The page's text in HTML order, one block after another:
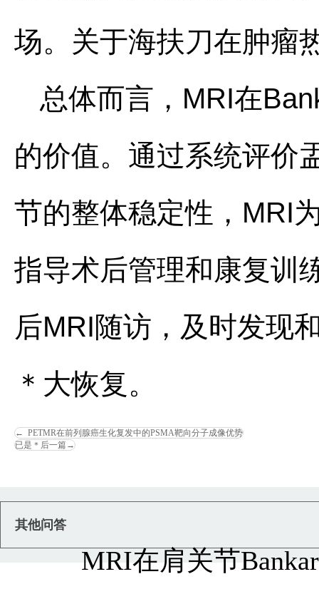
场。关于海扶刀在肿瘤
总体而言，MRI在
的价值。通过系统评价
节的整体稳定性，MRI
指导术后管理和康复训
后MRI随访，及时发现
＊大恢复。
← PETMR在前列腺癌生化复发中的PSMA靶向分子成像优势
已是＊后一篇→
其他问答
MRI在肩关节